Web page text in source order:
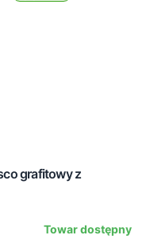
grafitowy z
Towar dostępny